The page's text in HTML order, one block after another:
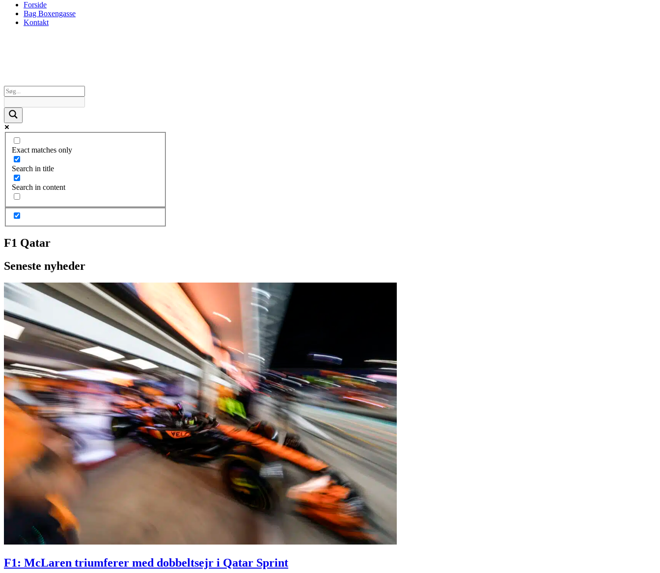
Forside
Bag Boxengasse
Kontakt
Exact matches only
Search in title
Search in content
F1 Qatar
Seneste nyheder
F1: McLaren triumferer med dobbeltsejr i Qatar Sprint